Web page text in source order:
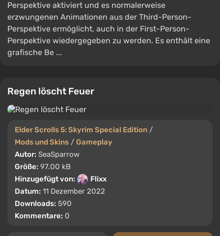
Perspektive aktiviert und es normalerweise
erzwungenen Animationen aus der Third-Person-
Perspektive ermöglicht, auch in der First-Person-
Perspektive wiedergegeben zu werden. Es enthält eine
grafische Be ...
Regen löscht Feuer
Elder Scrolls 5: Skyrim Special Edition /
Mods und Skins / Gameplay
Autor: SeaSparrow
Größe: 97.00 kB
Hinzugefügt von:
Flixx
Datum: 11 Dezember 2022
Downloads: 590
Kommentare: 0